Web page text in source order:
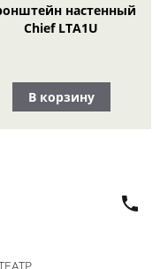
настенный
Chief LTA1U
В корзину